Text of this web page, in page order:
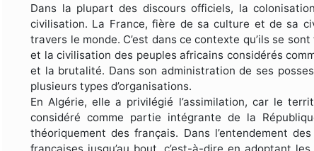
Dans la plupart des discours officiels, la
civilisation. La France, fière de sa culture et de sa
travers le monde. C’est dans ce contexte qu’ils se
et la civilisation des peuples africains considérés
et la brutalité. Dans son administration de ses
plusieurs types d’organisations.
En Algérie, elle a privilégié l’assimilation, car le
considéré comme partie intégrante de la
théoriquement des français. Dans l’entendement